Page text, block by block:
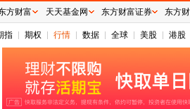
指 期权 行情 数据 全球 美股 港股
方财富 天天基金网 东方财富证券 东方